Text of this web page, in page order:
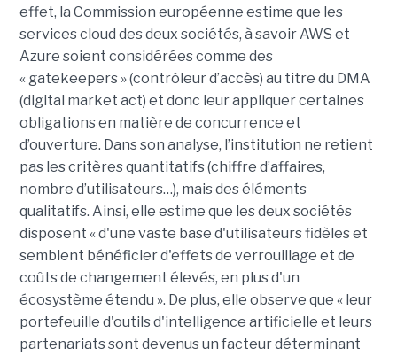
effet, la Commission européenne estime que les
services cloud des deux sociétés, à savoir AWS et
Azure soient considérées comme des
« gatekeepers » (contrôleur d’accès) au titre du DMA
(digital market act) et donc leur appliquer certaines
obligations en matière de concurrence et
d’ouverture. Dans son analyse, l’institution ne retient
pas les critères quantitatifs (chiffre d’affaires,
nombre d’utilisateurs…), mais des éléments
qualitatifs. Ainsi, elle estime que les deux sociétés
disposent « d'une vaste base d'utilisateurs fidèles et
semblent bénéficier d'effets de verrouillage et de
coûts de changement élevés, en plus d'un
écosystème étendu ». De plus, elle observe que « leur
portefeuille d'outils d'intelligence artificielle et leurs
partenariats sont devenus un facteur déterminant